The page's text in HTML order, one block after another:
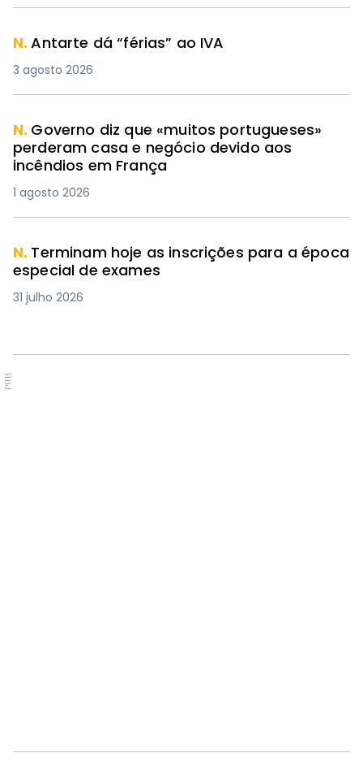
N.Antarte dá “férias” ao IVA
3 agosto 2026
N. Governo diz que «muitos portugueses»
perderam casa e negócio devido aos
incêndios em França
1 agosto 2026
N. Terminam hoje as inscrições para a época
especial de exames
31 julho 2026
PUB.